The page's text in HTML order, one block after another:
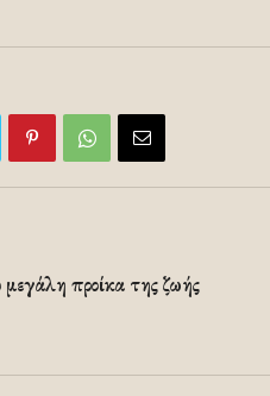
προίκα της ζωής